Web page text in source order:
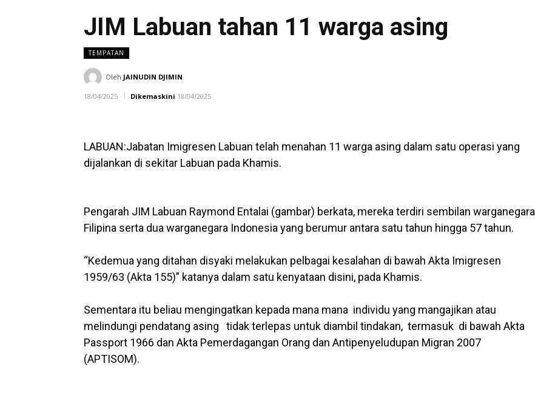
JIM Labuan tahan 11 warga asing
TEMPATAN
Oleh JAINUDIN DJIMIN
18/04/2025 Dikemaskini 18/04/2025
LABUAN:Jabatan Imigresen Labuan telah menahan 11 warga asing dalam satu operasi yang
dijalankan di sekitar Labuan pada Khamis.
Pengarah JIM Labuan Raymond Entalai (gambar) berkata, mereka terdiri sembilan warganegara
Filipina serta dua warganegara Indonesia yang berumur antara satu tahun hingga 57 tahun.
“Kedemua yang ditahan disyaki melakukan pelbagai kesalahan di bawah Akta Imigresen
1959/63 (Akta 155)” katanya dalam satu kenyataan disini, pada Khamis.
Sementara itu beliau mengingatkan kepada mana mana individu yang mangajikan atau
melindungi pendatang asing tidak terlepas untuk diambil tindakan, termasuk di bawah Akta
Passport 1966 dan Akta Pemerdagangan Orang dan Antipenyeludupan Migran 2007
(APTISOM).